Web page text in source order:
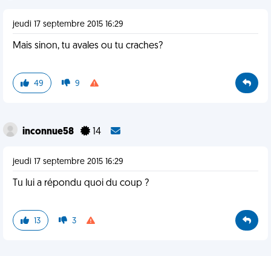
jeudi 17 septembre 2015 16:29
Mais sinon, tu avales ou tu craches?
49 9
inconnue58 14
jeudi 17 septembre 2015 16:29
Tu lui a répondu quoi du coup ?
13 3